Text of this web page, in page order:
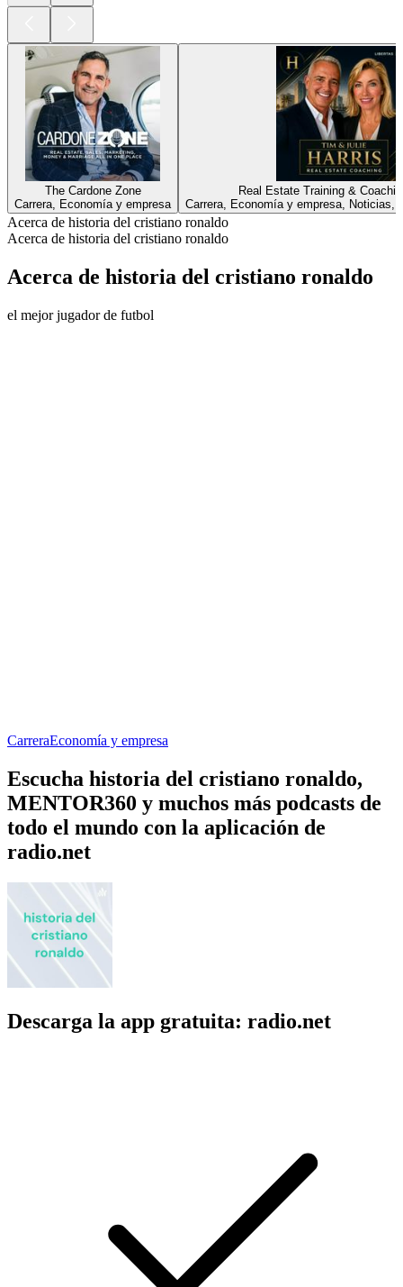
The Cardone Zone
Carrera, Economía y empresa
Real Estate Training &
Carrera, Economía y empresa, Noticias,
Acerca de historia del cristiano ronaldo
Acerca de historia del cristiano ronaldo
Acerca de historia del cristiano ronaldo
el mejor jugador de futbol
CarreraEconomía y empresa
Escucha historia del cristiano ronaldo,
MENTOR360 y muchos más podcasts de
todo el mundo con la aplicación de
radio.net
Descarga la app gratuita: radio.net